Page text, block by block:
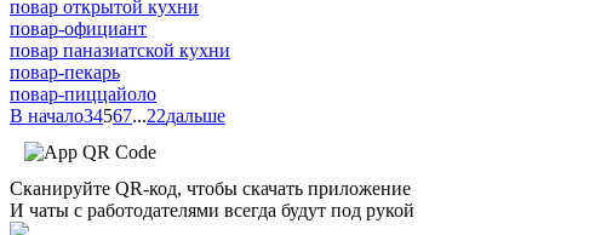
повар открытой кухни
повар-официант
повар паназиатской кухни
повар-пекарь
повар-пиццайоло
В начало34567...22дальше
Сканируйте QR-код, чтобы скачать приложение
И чаты с работодателями всегда будут под рукой